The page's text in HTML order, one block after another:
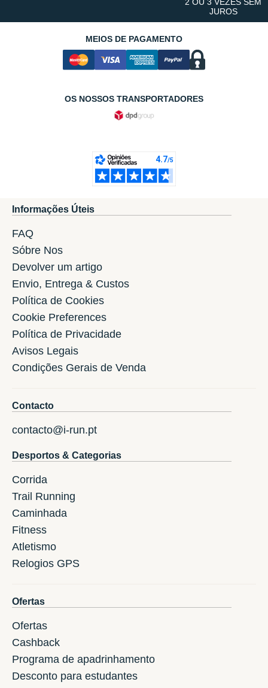
2 OU 3 VEZES SEM
JUROS
MEIOS DE PAGAMENTO
OS NOSSOS TRANSPORTADORES
Informações Úteis
FAQ
Sóbre Nos
Devolver um artigo
Envio, Entrega & Custos
Política de Cookies
Cookie Preferences
Política de Privacidade
Avisos Legais
Condições Gerais de Venda
Contacto
contacto@i-run.pt
Desportos & Categorias
Corrida
Trail Running
Caminhada
Fitness
Atletismo
Relogios GPS
Ofertas
Ofertas
Cashback
Programa de apadrinhamento
Desconto para estudantes